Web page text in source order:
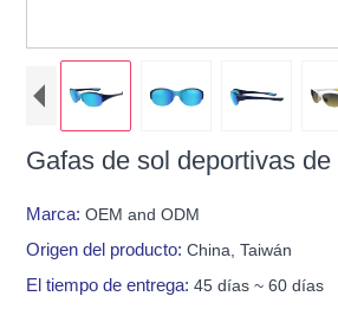
Gafas de sol deportivas de
Marca:OEM and ODM
Origen del producto:China, Taiwán
El tiempo de entrega:45 días ~ 60 días